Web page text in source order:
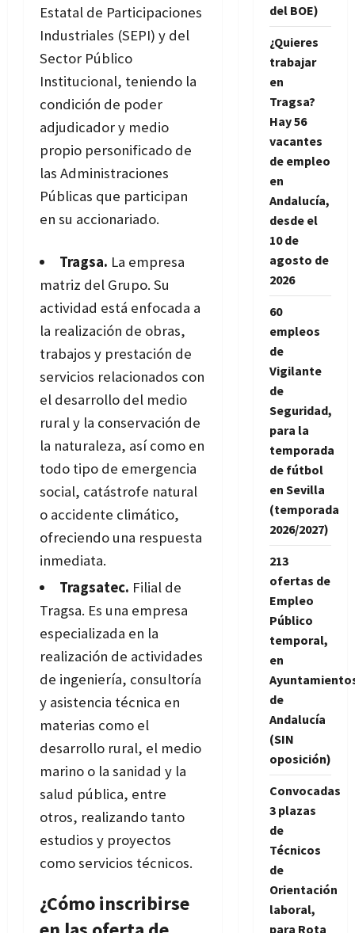
Estatal de Participaciones
Industriales (SEPI) y del
Sector Público
Institucional, teniendo la
condición de poder
adjudicador y medio
propio personificado de
las Administraciones
Públicas que participan
en su accionariado.
Tragsa. La empresa
matriz del Grupo. Su
actividad está enfocada a
la realización de obras,
trabajos y prestación de
servicios relacionados con
el desarrollo del medio
rural y la conservación de
la naturaleza, así como en
todo tipo de emergencia
social, catástrofe natural
o accidente climático,
ofreciendo una respuesta
inmediata.
Tragsatec. Filial de
Tragsa. Es una empresa
especializada en la
realización de actividades
de ingeniería, consultoría
y asistencia técnica en
materias como el
desarrollo rural, el medio
marino o la sanidad y la
salud pública, entre
otros, realizando tanto
estudios y proyectos
como servicios técnicos.
¿Cómo inscribirse
del BOE)
¿Quieres
trabajar
en
Tragsa?
Hay 56
vacantes
de empleo
en
Andalucía,
desde el
10 de
agosto de
2026
60
empleos
de
Vigilante
de
Seguridad,
para la
temporada
de fútbol
en Sevilla
(temporada
2026/2027)
213
ofertas de
Empleo
Público
temporal,
en
de
Andalucía
(SIN
oposición)
Convocadas
3 plazas
de
Técnicos
de
Orientación
laboral,
para Rota